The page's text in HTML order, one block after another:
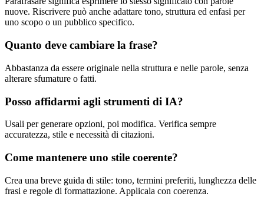
nuove. Riscrivere può anche adattare tono, struttura ed enfasi per
uno scopo o un pubblico specifico.
Quanto deve cambiare la frase?
Abbastanza da essere originale nella struttura e nelle parole, senza
alterare sfumature o fatti.
Posso affidarmi agli strumenti di IA?
Usali per generare opzioni, poi modifica. Verifica sempre
accuratezza, stile e necessità di citazioni.
Come mantenere uno stile coerente?
Crea una breve guida di stile: tono, termini preferiti, lunghezza delle
frasi e regole di formattazione. Applicala con coerenza.